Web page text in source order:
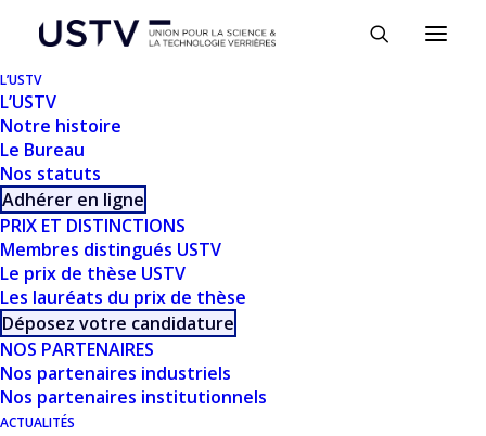
L’USTV
L’USTV
Notre histoire
Le Bureau
Nos statuts
Adhérer en ligne
PRIX ET DISTINCTIONS
Membres distingués USTV
Le prix de thèse USTV
Les lauréats du prix de thèse
Déposez votre candidature
NOS PARTENAIRES
Nos partenaires industriels
Nos partenaires institutionnels
ACTUALITÉS
TÉLÉCHARGER
Télécharger